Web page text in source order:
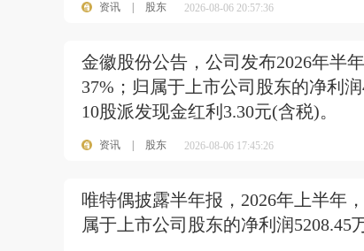
资讯 股东 2026-08-06 20:57:36
金徽股份公告，公司发布2026年半
37%；归属于上市公司股东的净利
10股派发现金红利3.30元(含税)。
资讯 股东 2026-08-06 17:45:26
唯特偶披露半年报，2026年上半年
属于上市公司股东的净利润5208.45